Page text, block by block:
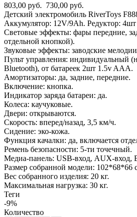
803,00 руб. 730,00 руб.
Детский электромобиль RiverToys
Аккумулятор: 12V/9Ah. Редуктор:
Световые эффекты: фары передние,
отдельной кнопкой).
Звуковые эффекты: заводские
Пульт управления: индивидуальный
Bluetooth), от батареек 2шт 1.5v AAА.
Амортизаторы: да, задние, передние.
Включение: кнопка.
Индикатор заряда батареи: да.
Колеса: каучуковые.
Двери: открываются.
Скорость: вперед/назад, 3,5 км/ч.
Сидение: эко-кожа.
Функция качалки: да, включается
Ремень безопасности: 5-ти точечный.
Медиа-панель: USB-вход, AUX-вход,
Размер собранной модели: 102*68*66
Вес собранного изделия: 20 кг.
Максимальная нагрузка: 30 кг.
Теги
-9%
Количество